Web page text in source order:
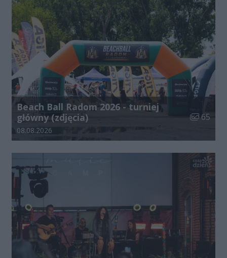
Beach Ball Radom 2026 - turniej
główny (zdjęcia)
Liczba
65
Data dodania galerii:
08.08.2026